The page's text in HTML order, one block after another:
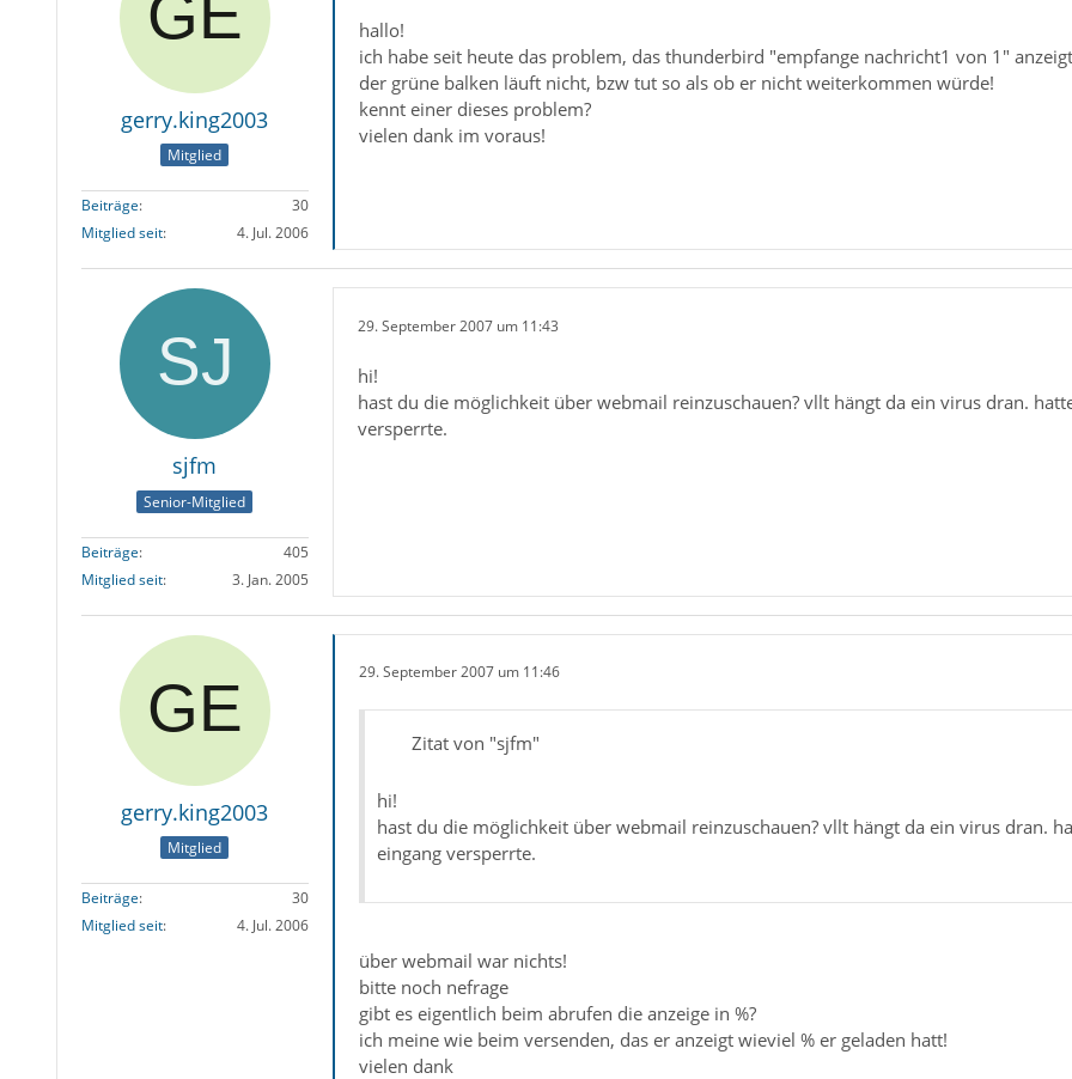
gerry.king2003
Mitglied
Beiträge
30
Mitglied seit
4. Jul. 2006
hallo!
ich habe seit heute das problem, das thunderbird "empfange nachricht1 von 1"
der grüne balken läuft nicht, bzw tut so als ob er nicht weiterkommen würde!
kennt einer dieses problem?
vielen dank im voraus!
sjfm
Senior-Mitglied
Beiträge
405
Mitglied seit
3. Jan. 2005
29. September 2007 um 11:43
hi!
hast du die möglichkeit über webmail reinzuschauen? vllt hängt da ein virus dran.
versperrte.
gerry.king2003
Mitglied
Beiträge
30
Mitglied seit
4. Jul. 2006
29. September 2007 um 11:46
Zitat von "sjfm"
hi!
hast du die möglichkeit über webmail reinzuschauen? vllt hängt da ein virus dran.
eingang versperrte.
über webmail war nichts!
bitte noch nefrage
gibt es eigentlich beim abrufen die anzeige in %?
ich meine wie beim versenden, das er anzeigt wieviel % er geladen hatt!
vielen dank